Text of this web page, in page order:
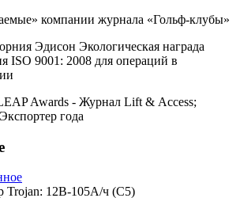
компании журнала «Гольф-клубы»
Эдисон Экологическая награда
ISO 9001: 2008 для операций в
Awards - Журнал Lift & Access;
года